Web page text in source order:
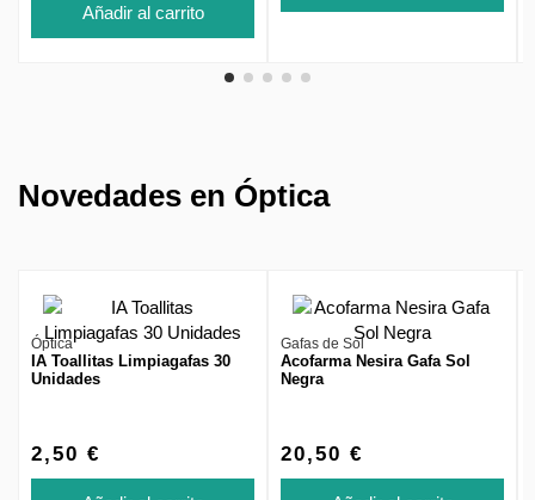
Añadir al carrito
Novedades en Óptica
Óptica
IA Toallitas Limpiagafas 30
Unidades
2,50 €
Gafas de Sol
Acofarma Nesira Gafa Sol
Negra
20,50 €